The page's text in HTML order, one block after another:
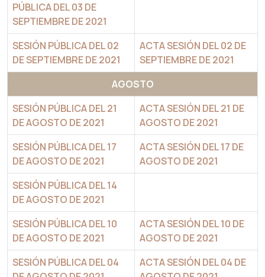
PÚBLICA DEL 03 DE
SEPTIEMBRE DE 2021
SESIÓN PÚBLICA DEL 02
DE SEPTIEMBRE DE 2021
ACTA SESIÓN DEL 02 DE
SEPTIEMBRE DE 2021
AGOSTO
SESIÓN PÚBLICA DEL 21
DE AGOSTO DE 2021
ACTA SESIÓN DEL 21 DE
AGOSTO DE 2021
SESIÓN PÚBLICA DEL 17
DE AGOSTO DE 2021
ACTA SESIÓN DEL 17 DE
AGOSTO DE 2021
SESIÓN PÚBLICA DEL 14
DE AGOSTO DE 2021
SESIÓN PÚBLICA DEL 10
DE AGOSTO DE 2021
ACTA SESIÓN DEL 10 DE
AGOSTO DE 2021
SESIÓN PÚBLICA DEL 04
ACTA SESIÓN DEL 04 DE